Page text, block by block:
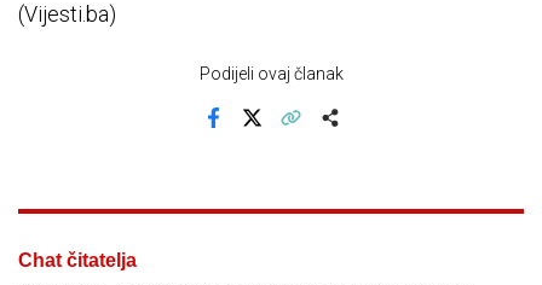
(Vijesti.ba)
Podijeli ovaj članak
Chat čitatelja